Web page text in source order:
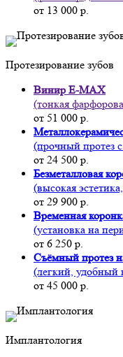
от 13 000 р.
Протезирование зубов
Винир E-MAX
(тонкая
от 51 000 р.
(прочный протез
от 24 500 р.
Безметалловая
(высокая
от 29 900 р.
Временная
(установка на
от 6 250 р.
Съёмный протез
(легкий, удобный
от 45 000 р.
Имплантология